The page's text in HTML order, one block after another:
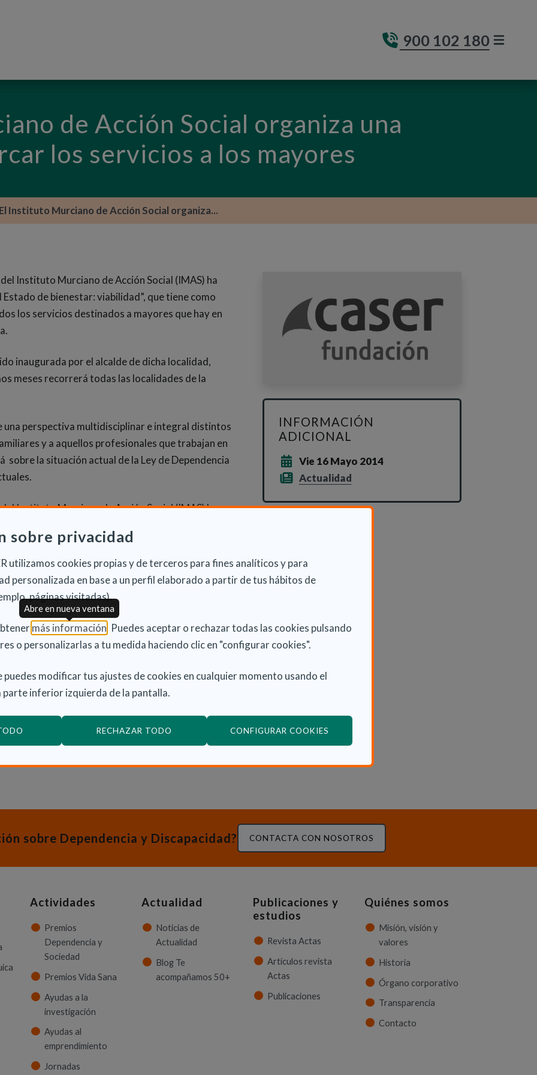
sobre privacidad
utilizamos cookies propias y de terceros para fines analíticos y para
personalizada en base a un perfil elaborado a partir de tus hábitos de
páginas visitadas).
más información (Abre en nueva ventana)
. Puedes aceptar o rechazar todas las cookies pulsando
o personalizarlas a tu medida haciendo clic en "configurar cookies".
puedes modificar tus ajustes de cookies en cualquier momento usando el
parte inferior izquierda de la pantalla.
RECHAZAR TODO CONFIGURAR COOKIES
Abre en nueva ventana
900 102 180
de Acción Social organiza una
los servicios a los mayores
El Instituto Murciano de Acción Social organiza...
Instituto Murciano de Acción Social (IMAS) ha
de bienestar: viabilidad”, que tiene como
los servicios destinados a mayores que hay en
inaugurada por el alcalde de dicha localidad,
meses recorrerá todas las localidades de la
perspectiva multidisciplinar e integral distintos
y a aquellos profesionales que trabajan en
la situación actual de la Ley de Dependencia
Instituto Murciano de Acción Social (IMAS) ha
2014 en 90 el número de plazas para mayores
y 18 en centros de día.
personalizada y adaptada a las necesidades de
con 2.326 plazas de carácter residencial y 962 en
irán incrementando a lo largo de los próximos
centros sociales para personas mayores, que
mayor de 65 años de la comunidad, y el
año atendió a casi 4.000 ciudadanos.
del Servicio de Ayuda a Domicilio (SAD) del
reciben mensualmente algún servicio de la
INFORMACIÓN
ADICIONAL
Vie 16 Mayo 2014
Actualidad
sobre Dependencia y Discapacidad? CONTACTA CON NOSOTROS
Actividades
Premios
Dependencia y
Sociedad
Premios Vida Sana
Ayudas a la
investigación
Ayudas al
emprendimiento
Jornadas
Actualidad
Noticias de
Actualidad
Blog Te
acompañamos 50+
Publicaciones y
estudios
Revista Actas
Artículos revista
Actas
Publicaciones
Quiénes somos
Misión, visión y
valores
Historia
Órgano corporativo
Transparencia
Contacto